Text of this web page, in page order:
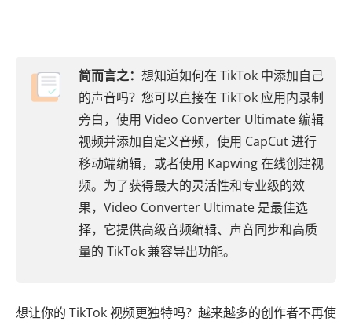
简而言之： 想知道如何在 TikTok 中添加自己
的声音吗？您可以直接在 TikTok 应用内录制
旁白，使用 Video Converter Ultimate 编辑
视频并添加自定义音频，使用 CapCut 进行
移动端编辑，或者使用 Kapwing 在线创建视
频。为了获得最大的灵活性和专业级的效
果，Video Converter Ultimate 是最佳选
择，它提供高级音频编辑、声音同步和高质
量的 TikTok 兼容导出功能。
想让你的 TikTok 视频更独特吗？越来越多的创作者不再使